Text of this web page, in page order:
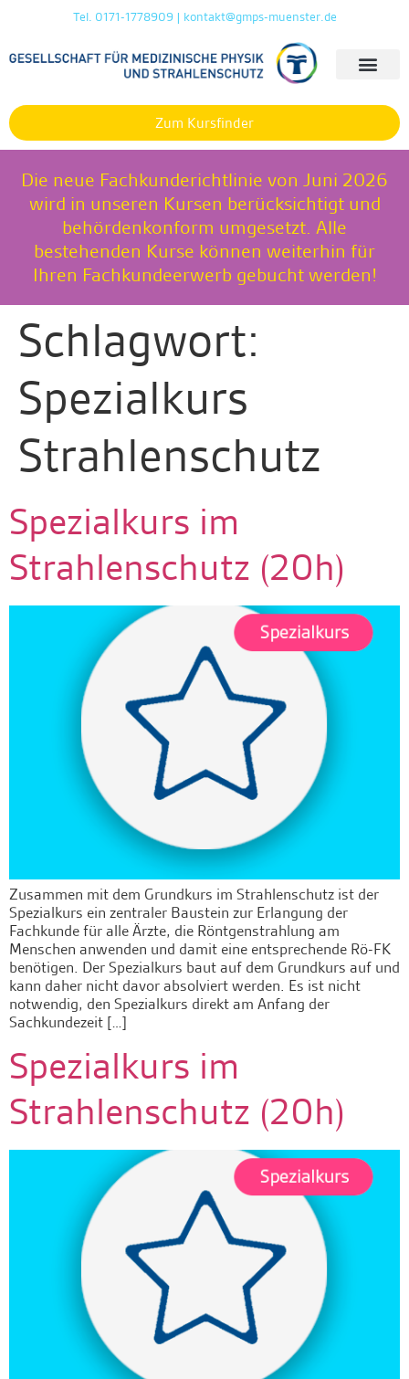
Tel. 0171-1778909 | kontakt@gmps-muenster.de
Zum Kursfinder
Die neue Fachkunderichtlinie von Juni 2026
wird in unseren Kursen berücksichtigt und
behördenkonform umgesetzt. Alle
bestehenden Kurse können weiterhin für
Ihren Fachkundeerwerb gebucht werden!
Schlagwort:
Spezialkurs
Strahlenschutz
Spezialkurs im
Strahlenschutz (20h)
Zusammen mit dem Grundkurs im Strahlenschutz ist der
Spezialkurs ein zentraler Baustein zur Erlangung der
Fachkunde für alle Ärzte, die Röntgenstrahlung am
Menschen anwenden und damit eine entsprechende Rö-FK
benötigen. Der Spezialkurs baut auf dem Grundkurs auf und
kann daher nicht davor absolviert werden. Es ist nicht
notwendig, den Spezialkurs direkt am Anfang der
Sachkundezeit […]
Spezialkurs im
Strahlenschutz (20h)